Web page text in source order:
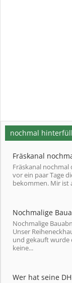
nochmal
Fräskanal
Fräskanal nochmal
vor ein paar Tage
bekommen. Mir ist
Nochmalige
Nochmalige
Unser
und gekauft wurde
keine...
Wer hat seine